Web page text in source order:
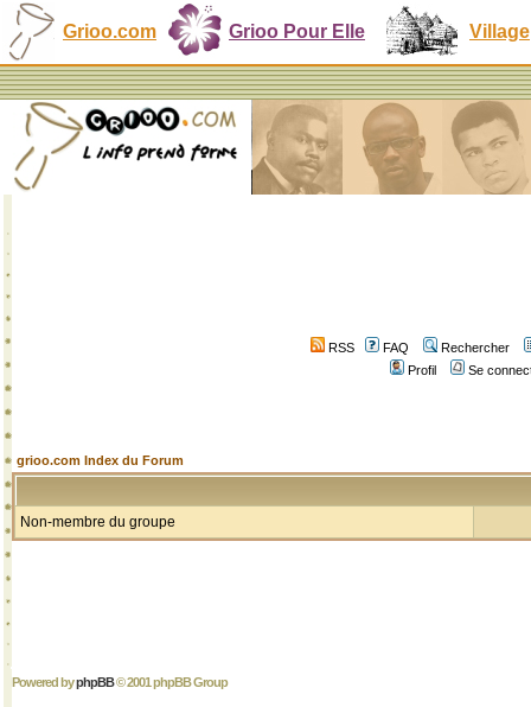
Grioo.com Grioo Pour Elle Village
RSS FAQ
Rechercher
Profil
Se
grioo.com Index du Forum
Non-membre du groupe
Powered byphpBB© 2001 phpBB Group